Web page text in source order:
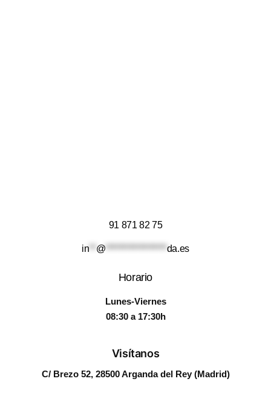
91 871 82 75
in ** @ ******************da.es
Horario
Lunes-Viernes
08:30 a 17:30h
Visítanos
C/ Brezo 52, 28500 Arganda del Rey (Madrid)